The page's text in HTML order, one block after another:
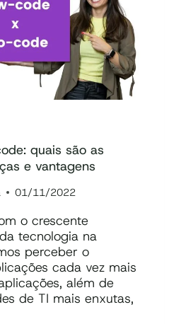
quais são as
e vantagens
01/11/2022
o crescente
tecnologia na
perceber o
cada vez mais
além de
de TI mais enxutas,